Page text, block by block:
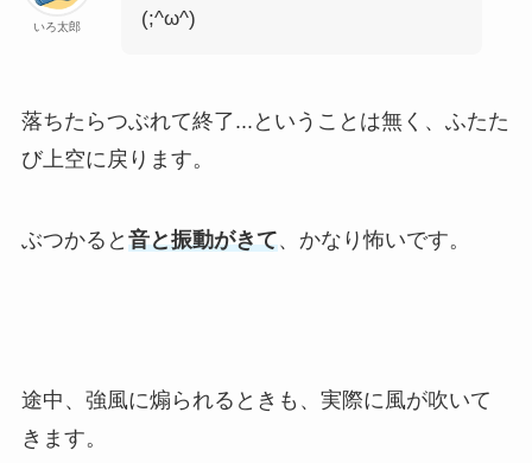
いろ太郎
(;^ω^)
落ちたらつぶれて終了...ということは無く、ふたた
び上空に戻ります。
ぶつかると 音と振動がきて、かなり怖いです。
途中、強風に煽られるときも、実際に風が吹いて
きます。